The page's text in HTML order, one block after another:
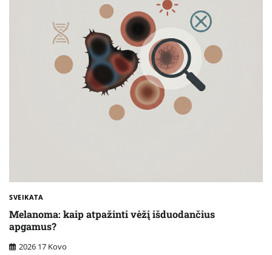
SVEIKATA
Melanoma: kaip atpažinti vėžį išduodančius
apgamus?
2026 17 Kovo